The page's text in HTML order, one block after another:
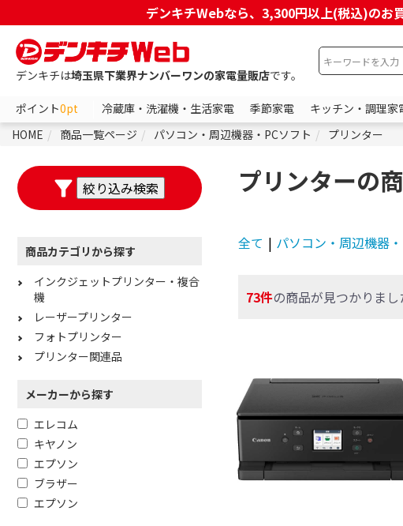
デンキチWebなら、3,300円以上(税込)のお
デンキチは埼玉県下業界ナンバーワンの家電量販店です。
ポイント0pt 冷蔵庫・洗濯機・生活家電 季節家電 キッチン・調理家
HOME
商品一覧ページ パソコン・周辺機器・PCソフト プリンター
プリンターの
全て | パソコン・周辺機器
73件の商品が見つかりまし
商品カテゴリから探す
インクジェットプリンター・複合
機
レーザープリンター
フォトプリンター
プリンター関連品
メーカーから探す
エレコム
キヤノン
エプソン
ブラザー
エプソン